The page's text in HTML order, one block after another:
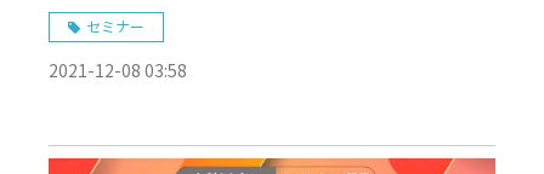
うやって作ればよいのか？ ～ ECビジネ
スを成功させるために ～
セミナー
2021-12-08 03:58